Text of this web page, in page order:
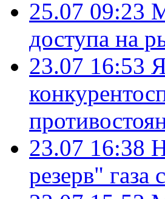
25.07 09:23
доступа на
23.07 16:53
23.07 16:38
резерв" газа